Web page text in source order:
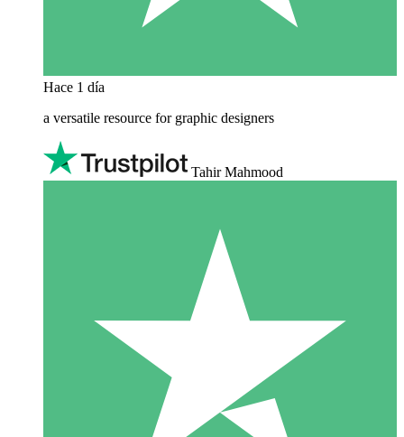
Hace 1 día
a versatile resource for graphic designers
Tahir Mahmood